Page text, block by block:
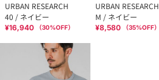
URBAN RESEARCH
40 / ネイビー
¥16,940 （30%OFF）
URBAN RESEARCH
M / ネイビー
¥8,580 （35%OFF）